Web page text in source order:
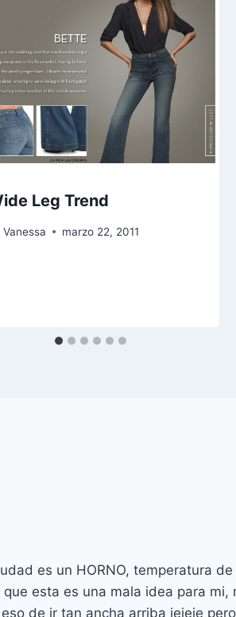
Leg Trend
Vanessa marzo 22, 2011
es un HORNO, temperatura
esta es una mala idea para mi,
de ir tan ancha arriba jejeje